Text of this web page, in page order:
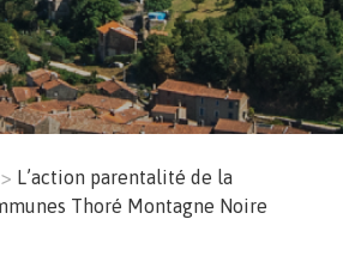
L’action parentalité de la
Thoré Montagne Noire